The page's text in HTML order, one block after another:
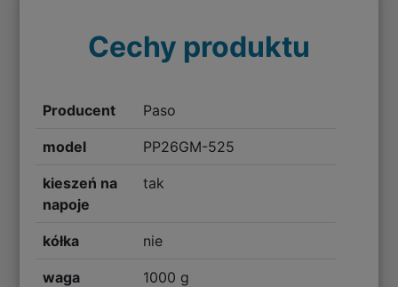
Cechy produktu
Producent Paso
model PP26GM-525
kieszeń na
napoje
tak
kółka nie
waga 1000 g